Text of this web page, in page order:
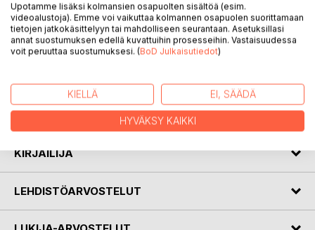
KUVAUS
Intiaamipäällikkö Aamutähti (Morning Star) & Ada jatkavat
salaisuuksien parissa uusine kysymyksineen.
KIRJAILIJA
LEHDISTÖARVOSTELUT
Upotamme lisäksi kolmansien osapuolten sisältöä (esim.
videoalustoja). Emme voi vaikuttaa kolmannen osapuolen suorittamaan
tietojen jatkokäsittelyyn tai mahdolliseen seurantaan. Asetuksillasi
annat suostumuksen edellä kuvattuihin prosesseihin. Vastaisuudessa
voit peruuttaa suostumuksesi. (BoD Julkaisutiedot)
KIELLÄ EI, SÄÄDÄ
HYVÄKSY KAIKKI